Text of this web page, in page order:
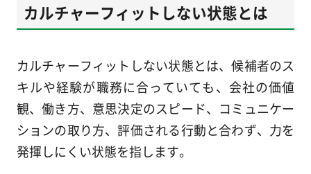
カルチャーフィットしない状態とは
カルチャーフィットしない状態とは、候補者のス
キルや経験が職務に合っていても、会社の価値
観、働き方、意思決定のスピード、コミュニケー
ションの取り方、評価される行動と合わず、力を
発揮しにくい状態を指します。